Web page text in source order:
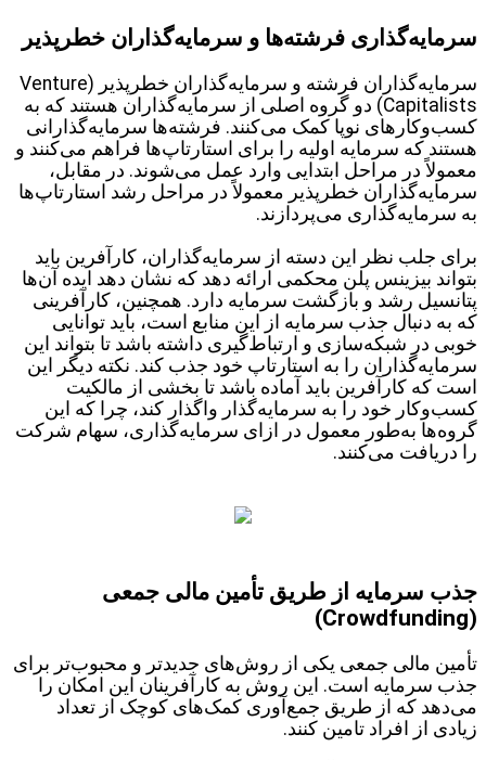
سرمایه‌گذاری فرشته‌ها و سرمایه‌گذاران خطرپذیر
سرمایه‌گذاران فرشته و سرمایه‌گذاران خطرپذیر (Venture
Capitalists) دو گروه اصلی از سرمایه‌گذاران هستند که به
کسب‌وکارهای نوپا کمک می‌کنند. فرشته‌ها سرمایه‌گذارانی
هستند که سرمایه اولیه را برای استارتاپ‌ها فراهم می‌کنند و
معمولاً در مراحل ابتدایی وارد عمل می‌شوند. در مقابل،
سرمایه‌گذاران خطرپذیر معمولاً در مراحل رشد استارتاپ‌ها
به سرمایه‌گذاری می‌پردازند.
برای جلب نظر این دسته از سرمایه‌گذاران، کارآفرین باید
بتواند بیزینس پلن محکمی ارائه دهد که نشان دهد ایده آن‌ها
پتانسیل رشد و بازگشت سرمایه دارد. همچنین، کارآفرینی
که به دنبال جذب سرمایه از این منابع است، باید توانایی
خوبی در شبکه‌سازی و ارتباط‌گیری داشته باشد تا بتواند این
سرمایه‌گذاران را به استارتاپ خود جذب کند. نکته دیگر این
است که کارآفرین باید آماده باشد تا بخشی از مالکیت
کسب‌وکار خود را به سرمایه‌گذار واگذار کند، چرا که این
گروه‌ها به‌طور معمول در ازای سرمایه‌گذاری، سهام شرکت
را دریافت می‌کنند.
جذب سرمایه از طریق تأمین مالی جمعی
(Crowdfunding)
تأمین مالی جمعی یکی از روش‌های جدیدتر و محبوب‌تر برای
جذب سرمایه است. این روش به کارآفرینان این امکان را
می‌دهد که از طریق جمع‌آوری کمک‌های کوچک از تعداد
زیادی از افراد تامین کنند.